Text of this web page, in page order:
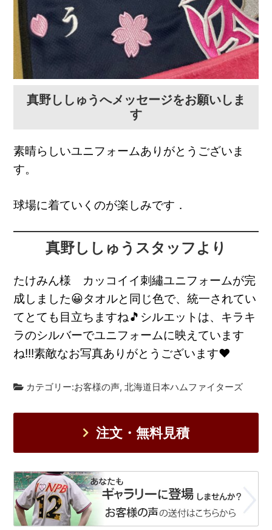
真野ししゅうへメッセージをお願いしま
す
素晴らしいユニフォームありがとうございま
す。
球場に着ていくのが楽しみです．
真野ししゅうスタッフより
たけみん様 カッコイイ刺繡ユニフォームが完
成しました😀タオルと同じ色で、統一されてい
てとても目立ちますね🎵シルエットは、キラキ
ラのシルバーでユニフォームに映えています
ね!!!素敵なお写真ありがとうございます❤
カテゴリー:お客様の声,北海道日本ハムファイターズ
注文・無料見積